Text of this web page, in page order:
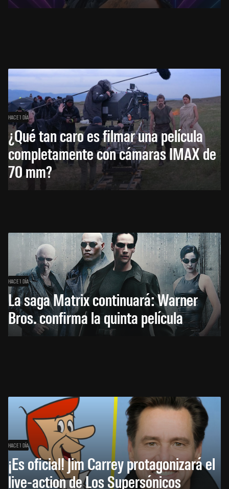
HACE 1 DÍA
¿Qué tan caro es filmar una película
completamente con cámaras IMAX de
70 mm?
HACE 1 DÍA
La saga Matrix continuará: Warner
Bros. confirma la quinta película
HACE 1 DÍA
¡Es oficial! Jim Carrey protagonizará el
live-action de Los Supersónicos